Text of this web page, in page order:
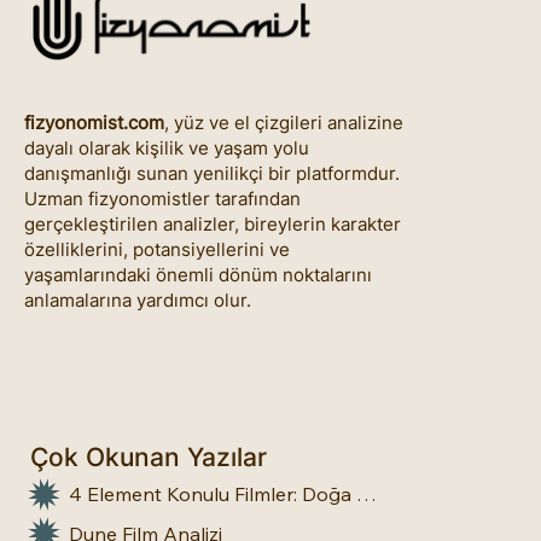
fizyonomist.com, yüz ve el çizgileri analizine
dayalı olarak kişilik ve yaşam yolu
danışmanlığı sunan yenilikçi bir platformdur.
Uzman fizyonomistler tarafından
gerçekleştirilen analizler, bireylerin karakter
özelliklerini, potansiyellerini ve
yaşamlarındaki önemli dönüm noktalarını
anlamalarına yardımcı olur.
Çok Okunan Yazılar
4 Element Konulu Filmler: Doğa Üstü Güçler
Dune Film Analizi